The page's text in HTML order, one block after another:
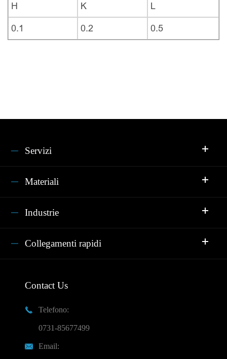
H K L
0.1 0.2 0.5
Servizi
Materiali
Industrie
Collegamenti rapidi
Contact Us

Telefono:
0731-85677499

Email: